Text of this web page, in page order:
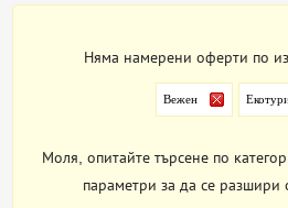
Няма намерени оферти по
Вежен
Моля, опитайте търсене по
параметри за да се разшири